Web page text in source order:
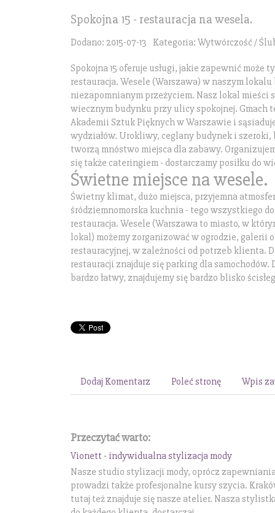
Spokojna 15 - restauracja na wesela.
Dodano: 2015-07-13 Kategoria: Wytwórczość /
Spokojna 15 oferuje usługi, jakie zapewnić może
restauracja. Wesele (Warszawa) w naszym lokalu
niezapomnianym przeżyciem. Nasz lokal mieści
wiecznym budynku przy ulicy spokojnej. Gmach
Akademii Sztuk Pięknych w Warszawie i
wydziałów. Urokliwy, ceglany budynek i
tworzą mnóstwo miejsca dla zabawy.
się także cateringiem - dostarczamy posiłku do
Świetne miejsce na wesele.
Świetny klimat, dużo miejsca, przyjemna
śródziemnomorska kuchnia - tego wszystkiego
restauracja. Wesele (Warszawa to miasto, w
lokal) możemy zorganizować w ogrodzie, galerii
restauracyjnej, w zależności od potrzeb klienta.
restauracji znajduje się parking dla samochodów.
bardzo łatwy, znajdujemy się bardzo blisko
Dodaj Komentarz Poleć stronę Wpis
Przeczytać warto:
Vionett - indywidualna stylizacja mody
Nasze studio stylizacji mody, oprócz
prowadzi także profesjonalne kursy szycia.
tutaj też znajduje się nasze atelier. Nasza